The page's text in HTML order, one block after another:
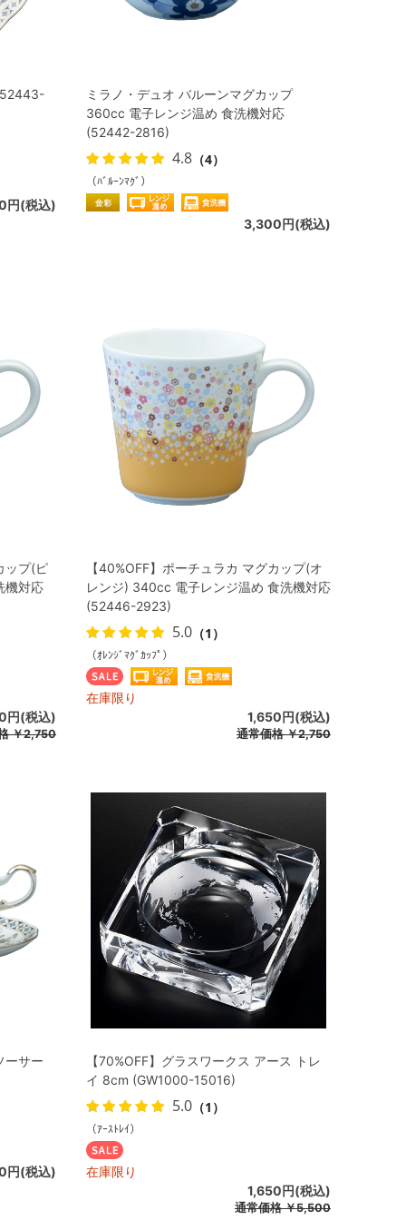
円(税込)
ミラノ・デュオ バルーンマグカップ
360cc 電子レンジ温め 食洗機対応
(52442-2816)
4.8 （4）
（ﾊﾞﾙｰﾝﾏｸﾞ）
3,300円(税込)
ップ(ピ
機対応
円(税込)
￥2,750
【40%OFF】ポーチュラカ マグカップ(オ
レンジ) 340cc 電子レンジ温め 食洗機対応
(52446-2923)
5.0 （1）
（ｵﾚﾝｼﾞﾏｸﾞｶｯﾌﾟ）
在庫限り
1,650円(税込)
通常価格￥2,750
ーサー
円(税込)
【70%OFF】グラスワークス アース トレ
イ 8cm (GW1000-15016)
5.0 （1）
（ｱｰｽﾄﾚｲ）
在庫限り
1,650円(税込)
通常価格￥5,500